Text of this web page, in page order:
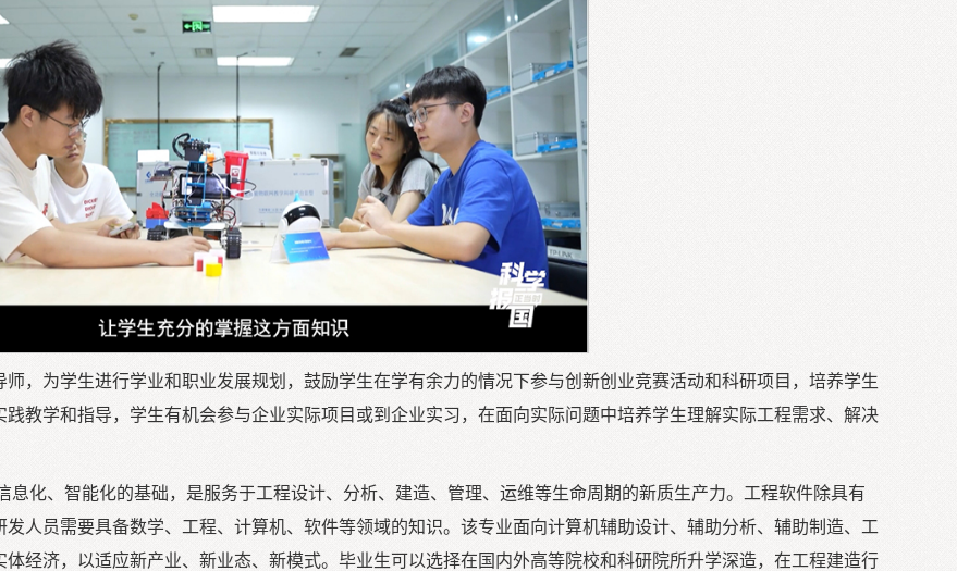
，为学生进行学业和职业发展规划，鼓励学生在学有余力的情况下参与创新创业竞赛活动和科研项目，培养学生
教学和指导，学生有机会参与企业实际项目或到企业实习，在面向实际问题中培养学生理解实际工程需求、解决
息化、智能化的基础，是服务于工程设计、分析、建造、管理、运维等生命周期的新质生产力。工程软件除具有
人员需要具备数学、工程、计算机、软件等领域的知识。该专业面向计算机辅助设计、辅助分析、辅助制造、工
经济，以适应新产业、新业态、新模式。毕业生可以选择在国内外高等院校和科研院所升学深造，在工程建造行